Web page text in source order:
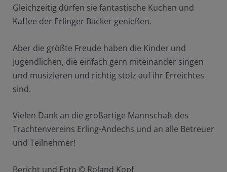
Gleichzeitig dürfen sie fantastische Kuchen und
Kaffee der Erlinger Bäcker genießen.
Aber die größte Freude haben die Kinder und
Jugendlichen, die einfach gern miteinander singen
und musizieren und richtig stolz auf ihr Erreichtes
sind.
Vielen Dank an die großartige Mannschaft des
Trachtenvereins Erling-Andechs und an alle Betreuer
und Teilnehmer!
Bericht und Foto © Roland Kopf